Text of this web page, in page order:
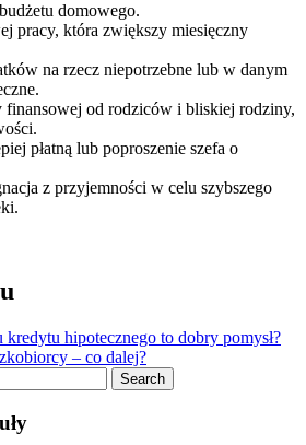
domowego.
pracy, która zwiększy miesięczny
na rzecz niepotrzebne lub w danym
finansowej od rodziców i bliskiej rodziny,
płatną lub poproszenie szefa o
z przyjemności w celu szybszego
hipotecznego to dobry pomysł?
– co dalej?
Search